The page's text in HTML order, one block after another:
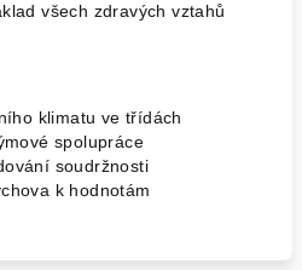
všech zdravých vztahů
klimatu ve třídách
spolupráce
soudržnosti
k hodnotám